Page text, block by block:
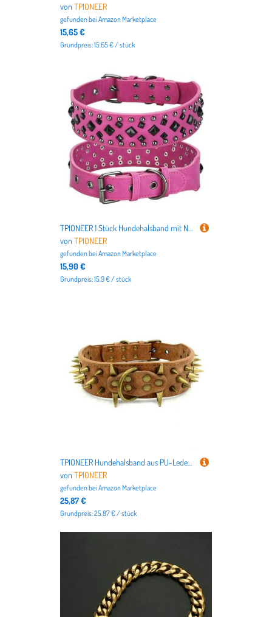
vonTPIONEER
gefunden beiAmazon Marketplace
15,65 €
Grundpreis: 15.65 € / stück
TPIONEER 1 Stück Hundehalsband mit Nieten, Anti-Biss, mittleres und großes Lederhalsband, weich und bequem
vonTPIONEER
gefunden beiAmazon Marketplace
15,90 €
Grundpreis: 15.9 € / stück
TPIONEER Hundehalsband aus PU-Leder mit Spikes, große Hundehalsbänder, langlebig, gepolstert, für mittelgroße bis große Hunde, Französische Bulldogge
vonTPIONEER
gefunden beiAmazon Marketplace
25,87 €
Grundpreis: 25.87 € / stück